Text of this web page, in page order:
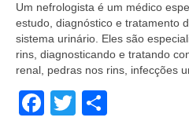
Um nefrologista é um médico
estudo, diagnóstico e tratamento
sistema urinário. Eles são
rins, diagnosticando e tratando
renal, pedras nos rins, infecções
Facebook
Twitter